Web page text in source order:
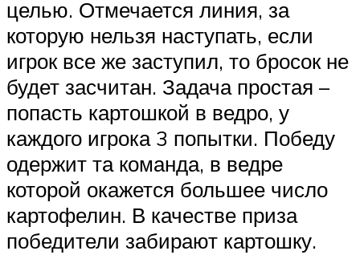
целью. Отмечается линия, за
которую нельзя наступать, если
игрок все же заступил, то бросок не
будет засчитан. Задача простая –
попасть картошкой в ведро, у
каждого игрока 3 попытки. Победу
одержит та команда, в ведре
которой окажется большее число
картофелин. В качестве приза
победители забирают картошку.